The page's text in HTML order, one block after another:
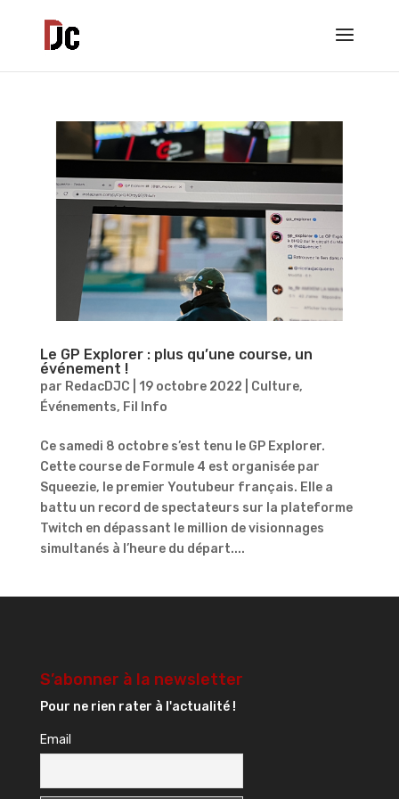
Le GP Explorer : plus qu’une course, un
événement !
par RedacDJC 19 octobre 2022 Culture,
Événements, Fil Info
Ce samedi 8 octobre s’est tenu le GP Explorer.
Cette course de Formule 4 est organisée par
Squeezie, le premier Youtubeur français. Elle a
battu un record de spectateurs sur la plateforme
Twitch en dépassant le million de visionnages
simultanés à l’heure du départ....
S’abonner à la newsletter
Pour ne rien rater à l'actualité !
Email